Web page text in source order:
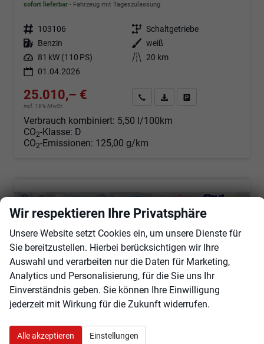
sofort lieferbar Fahrzeug mit Tageszulassung
Fahrzeugnr. 103106 Getriebe Schaltgetriebe
Kraftstoff Benzin Außenfarbe weiß
Leistung 81 kW (110 PS) Kilometerstand 20 km
01.04.2026
25.010,– €
incl. 19% MwSt.
Angebot anfordern
Fahrzeugexpose (PDF)
Verbrauch kombiniert: 5,50 l/100km
CO2-Klasse: D
CO2-Emissionen: 125,00 g/km
ab 237,– € mtl.
Wir respektieren Ihre Privatsphäre
Unsere Website setzt Cookies ein, um unsere Dienste für
Sie bereitzustellen. Hierbei berücksichtigen wir Ihre
Auswahl und verarbeiten nur die Daten für Marketing,
Analytics und Personalisierung, für die Sie uns Ihr
Einverständnis geben. Sie können Ihre Einwilligung
jederzeit mit Wirkung für die Zukunft widerrufen.
Alle akzeptieren Einstellungen